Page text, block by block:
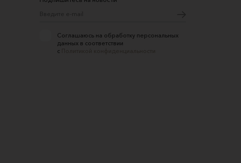
Соглашаюсь на обработку персональных
данных в соответствии
с